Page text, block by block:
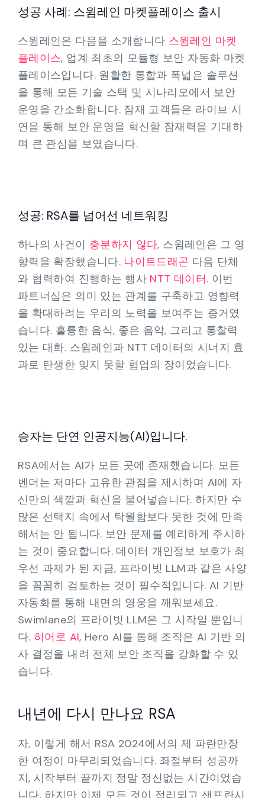
성공 사례: 스윔레인 마켓플레이스 출시
스윔레인은 다음을 소개합니다 스윔레인 마켓
플레이스, 업계 최초의 모듈형 보안 자동화 마켓
플레이스입니다. 원활한 통합과 폭넓은 솔루션
을 통해 모든 기술 스택 및 시나리오에서 보안
운영을 간소화합니다. 잠재 고객들은 라이브 시
연을 통해 보안 운영을 혁신할 잠재력을 기대하
며 큰 관심을 보였습니다.
성공: RSA를 넘어선 네트워킹
하나의 사건이 충분하지 않다, 스윔레인은 그 영
향력을 확장했습니다. 나이트드래곤 다음 단체
와 협력하여 진행하는 행사 NTT 데이터. 이번
파트너십은 의미 있는 관계를 구축하고 영향력
을 확대하려는 우리의 노력을 보여주는 증거였
습니다. 훌륭한 음식, 좋은 음악, 그리고 통찰력
있는 대화. 스윔레인과 NTT 데이터의 시너지 효
과로 탄생한 잊지 못할 협업의 장이었습니다.
승자는 단연 인공지능(AI)입니다.
RSA에서는 AI가 모든 곳에 존재했습니다. 모든
벤더는 저마다 고유한 관점을 제시하며 AI에 자
신만의 색깔과 혁신을 불어넣습니다. 하지만 수
많은 선택지 속에서 탁월함보다 못한 것에 만족
해서는 안 됩니다. 보안 문제를 예리하게 주시하
는 것이 중요합니다. 데이터 개인정보 보호가 최
우선 과제가 된 지금, 프라이빗 LLM과 같은 사양
을 꼼꼼히 검토하는 것이 필수적입니다. AI 기반
자동화를 통해 내면의 영웅을 깨워보세요.
Swimlane의 프라이빗 LLM은 그 시작일 뿐입니
다.히어로 AI, Hero AI를 통해 조직은 AI 기반 의
사 결정을 내려 전체 보안 조직을 강화할 수 있
습니다.
내년에 다시 만나요 RSA
자, 이렇게 해서 RSA 2024에서의 제 파란만장
한 여정이 마무리되었습니다. 좌절부터 성공까
지, 시작부터 끝까지 정말 정신없는 시간이었습
니다. 하지만 이제 모든 것이 정리되고 샌프란시